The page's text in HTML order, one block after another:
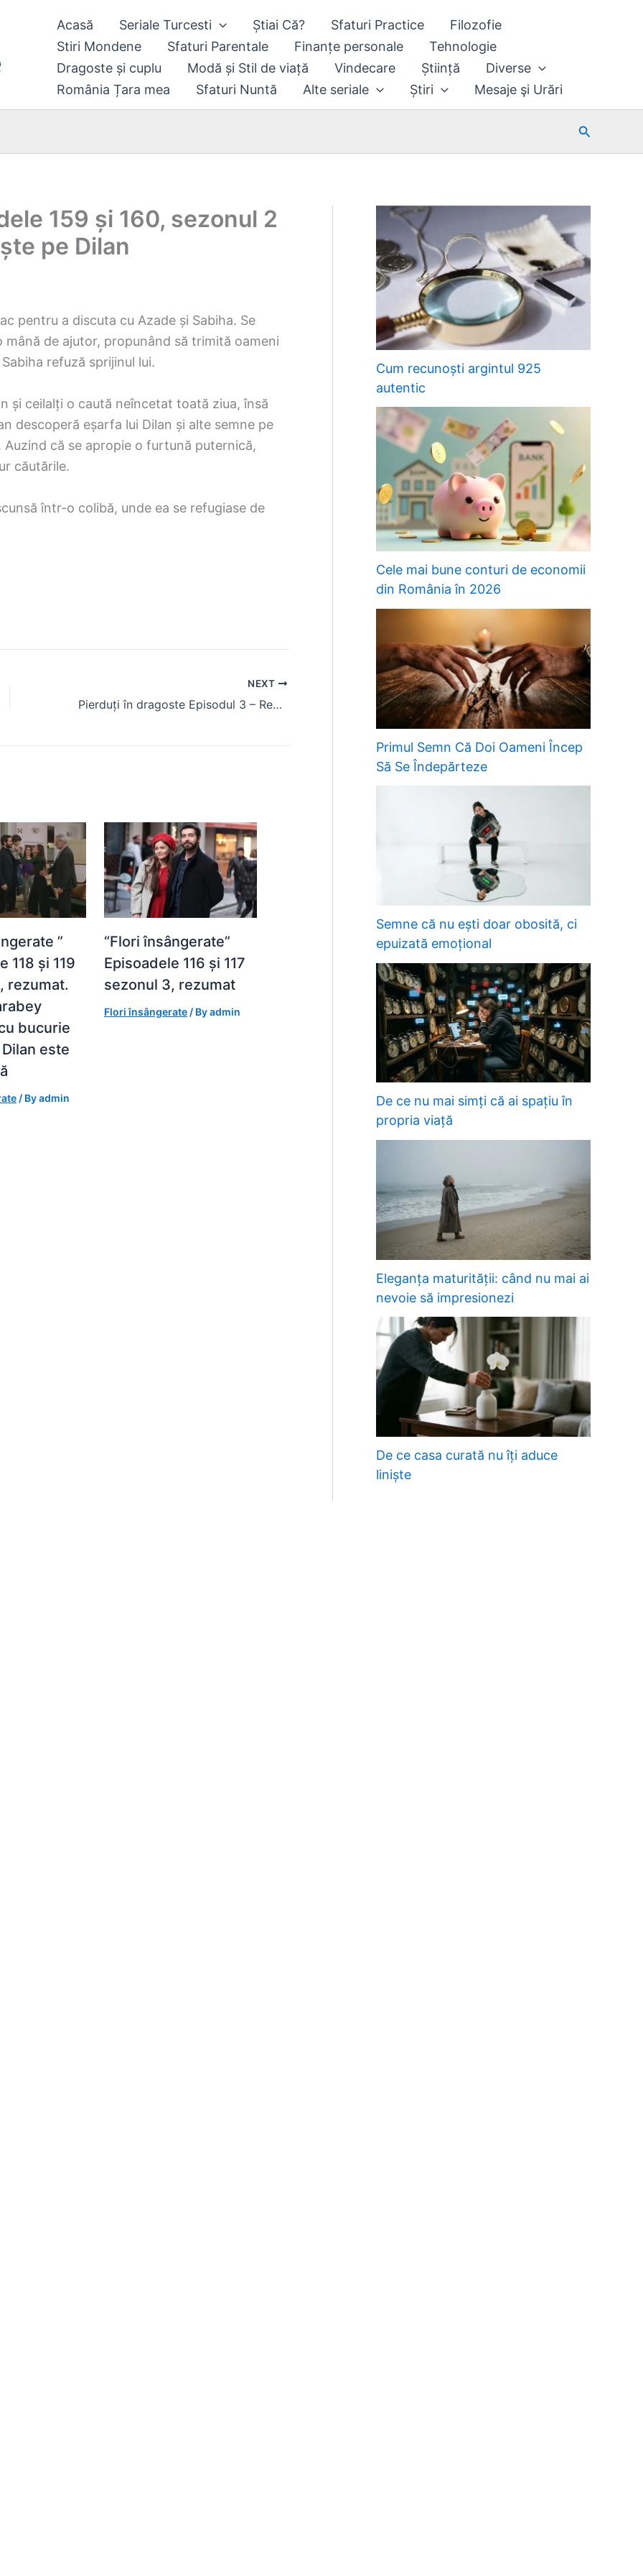
Acasă Seriale Turcesti Știai Că? Sfaturi Practice
Filozofie
Stiri Mondene
Sfaturi Parentale Finanțe personale
Tehnologie
Dragoste și cuplu
Modă și Stil de viață Vindecare Știință
Diverse
România Țara mea
Sfaturi Nuntă Alte seriale Știri Mesaje şi Urări
Search
159 și 160, sezonul 2
pe Dilan
pentru a discuta cu Azade și Sabiha. Se
de ajutor, propunând să trimită oameni
refuză sprijinul lui.
și ceilalți o caută neîncetat toată ziua, însă
descoperă eșarfa lui Dilan și alte semne pe
că se apropie o furtună puternică,
căutările.
într-o colibă, unde ea se refugiase de
NEXT
Pierduți în dragoste Episodul 3 – Rezumat. Mete află adevărata identitate a Incilei
”
118 și 119
rezumat.
bucurie
este
/ Byadmin
“Flori însângerate”
Episoadele 116 și 117
sezonul 3, rezumat
Flori însângerate/ Byadmin
Cum recunoști argintul 925
autentic
Cele mai bune conturi de economii
din România în 2026
Primul Semn Că Doi Oameni Încep
Să Se Îndepărteze
Semne că nu ești doar obosită, ci
epuizată emoțional
De ce nu mai simți că ai spațiu în
propria viață
Eleganța maturității: când nu mai ai
nevoie să impresionezi
De ce casa curată nu îți aduce
liniște